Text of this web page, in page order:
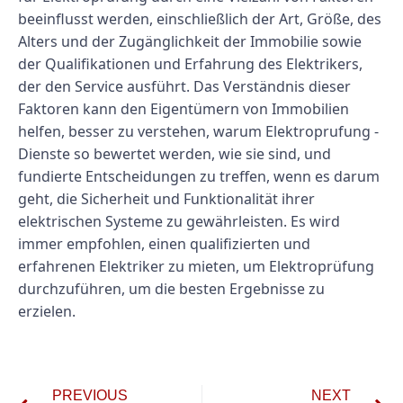
beeinflusst werden, einschließlich der Art, Größe, des
Alters und der Zugänglichkeit der Immobilie sowie
der Qualifikationen und Erfahrung des Elektrikers,
der den Service ausführt. Das Verständnis dieser
Faktoren kann den Eigentümern von Immobilien
helfen, besser zu verstehen, warum Elektroprufung -
Dienste so bewertet werden, wie sie sind, und
fundierte Entscheidungen zu treffen, wenn es darum
geht, die Sicherheit und Funktionalität ihrer
elektrischen Systeme zu gewährleisten. Es wird
immer empfohlen, einen qualifizierten und
erfahrenen Elektriker zu mieten, um Elektroprüfung
durchzuführen, um die besten Ergebnisse zu
erzielen.
PREVIOUS NEXT